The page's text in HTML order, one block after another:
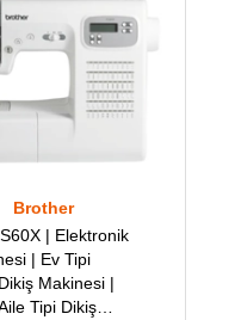
Brother
| Elektronik
| Ev Tipi
Makinesi |
Tipi Dikiş